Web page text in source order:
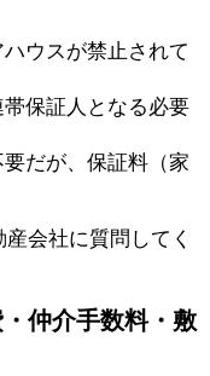
ウスが禁止されて
保証人となる必要
だが、保証料（家
会社に質問してく
仲介手数料・敷